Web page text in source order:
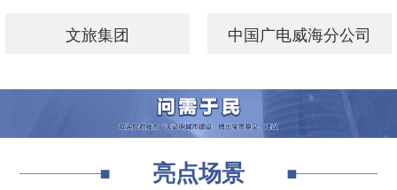
文旅集团 中国广电威海分公司
亮点场景